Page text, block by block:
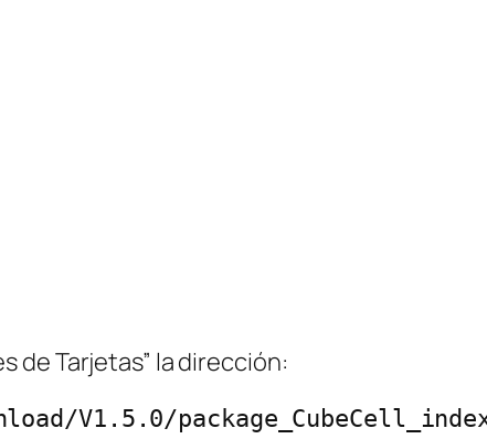
de Tarjetas” la dirección:
V1.5.0/